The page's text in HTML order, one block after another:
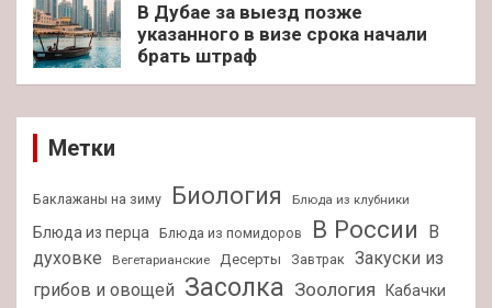
В Дубае за выезд позже
указанного в визе срока начали
брать штраф
Метки
Баклажаны на зиму Биология Блюда из клубники
Блюда из перца Блюда из помидоров В России
В
духовке
Вегетарианские Десерты Завтрак Закуски из
грибов и овощей Засолка Зоология Кабачки